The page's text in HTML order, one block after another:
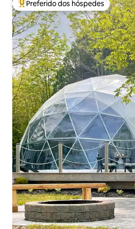
Entre os melhores preferidos dos
Preferido dos hóspedes